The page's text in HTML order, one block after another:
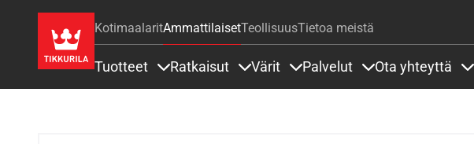
KotimaalaritAmmattilaisetTeollisuusTietoa meistä
Tuotteet Ratkaisut Värit Palvelut Ota yhteyttä